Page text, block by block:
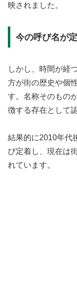
映されました。
今の呼び名が
しかし、時間が経
方が街の歴史や個
す。名称そのもの
徴する存在として
結果的に2010年代
び定着し、現在は
れています。